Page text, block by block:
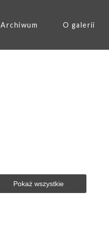
Archiwum O galerii
Pokaż wszystkie